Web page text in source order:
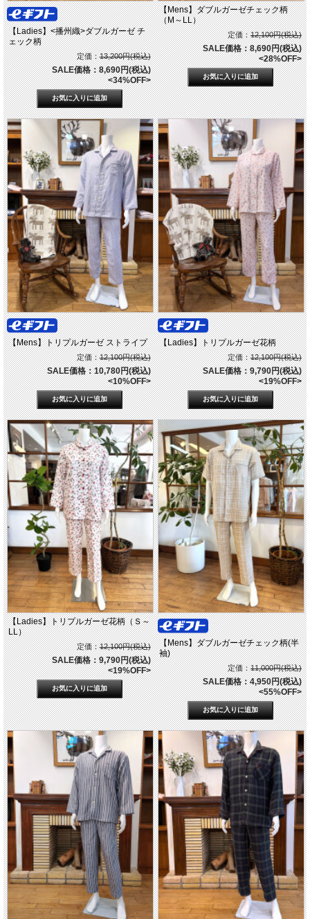
【Ladies】<播州織>ダブルガーゼ チ
ェック柄
定価：13,200円(税込)
SALE価格：8,690円(税込)
<34%OFF>
【Mens】ダブルガーゼチェック柄
（M～LL）
定価：12,100円(税込)
SALE価格：8,690円(税込)
<28%OFF>
【Mens】トリプルガーゼ ストライプ
定価：12,100円(税込)
SALE価格：10,780円(税込)
<10%OFF>
【Ladies】トリプルガーゼ花柄
定価：12,100円(税込)
SALE価格：9,790円(税込)
<19%OFF>
【Ladies】トリプルガーゼ花柄（Ｓ～
LL）
定価：12,100円(税込)
SALE価格：9,790円(税込)
<19%OFF>
【Mens】ダブルガーゼチェック柄(半
袖)
定価：11,000円(税込)
SALE価格：4,950円(税込)
<55%OFF>